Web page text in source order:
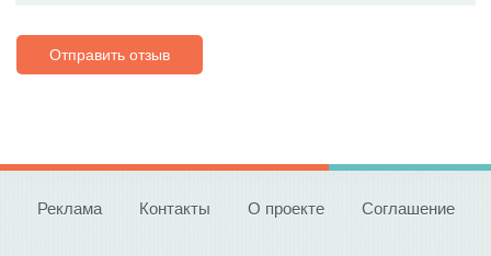
Отправить отзыв
Реклама Контакты О проекте Соглашение